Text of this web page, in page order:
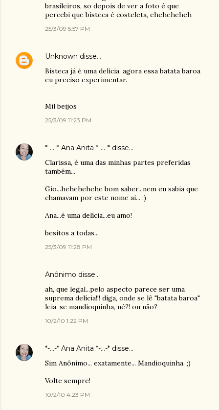
brasileiros, so depois de ver a foto é que
percebi que bisteca é costeleta, eheheheheh
25/3/09 5:57 PM
Unknown disse…
Bisteca já é uma delícia, agora essa batata baroa
eu preciso experimentar.
Mil beijos
25/3/09 11:23 PM
*-...-* Ana Anita *-...-* disse…
Clarissa, é uma das minhas partes preferidas
também...
Gio...hehehehehe bom saber...nem eu sabia que
chamavam por este nome aí... ;)
Ana...é uma delícia...eu amo!
besitos a todas...
25/3/09 11:28 PM
Anônimo disse…
ah, que legal...pelo aspecto parece ser uma
suprema delícia!!! diga, onde se lê "batata baroa"
leia-se mandioquinha, né?! ou não?
10/2/10 1:22 PM
*-...-* Ana Anita *-...-* disse…
Sim Anônimo... exatamente... Mandioquinha. ;)
Volte sempre!
10/2/10 4:23 PM